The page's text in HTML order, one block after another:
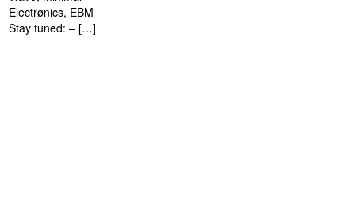
Electrønics, EBM
Stay tuned: – […]